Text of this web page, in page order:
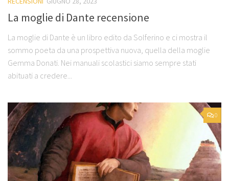
La moglie di Dante recensione
La moglie di Dante è un libro edito da Solferino e ci mostra il
sommo poeta da una prospettiva nuova, quella della moglie
Gemma Donati. Nei manuali scolastici siamo sempre stati
abituati a credere...
0